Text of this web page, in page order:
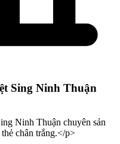
Sing Ninh Thuận
Ninh Thuận chuyên sản
chân trắng.</p>